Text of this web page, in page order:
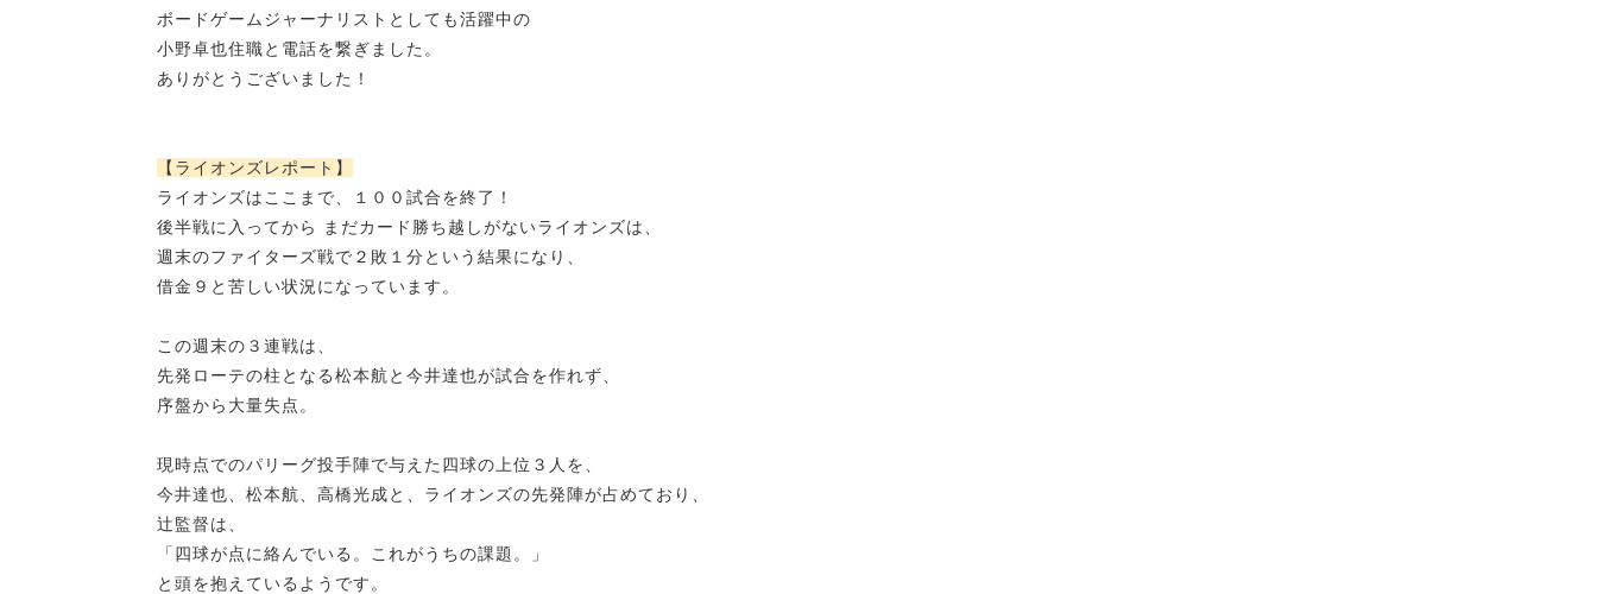
ボードゲームジャーナリストとしても活躍中の
小野卓也住職と電話を繋ぎました。
ありがとうございました！
【ライオンズレポート】
ライオンズはここまで、１００試合を終了！
後半戦に入ってから まだカード勝ち越しがないライオンズは、
週末のファイターズ戦で２敗１分という結果になり、
借金９と苦しい状況になっています。
この週末の３連戦は、
先発ローテの柱となる松本航と今井達也が試合を作れず、
序盤から大量失点。
現時点でのパリーグ投手陣で与えた四球の上位３人を、
今井達也、松本航、高橋光成と、ライオンズの先発陣が占めており、
辻監督は、
「 四球が点に絡んでいる。これがうちの課題。」
と頭を抱えているようです。